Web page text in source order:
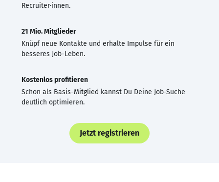
Recruiter·innen.
21 Mio. Mitglieder
Knüpf neue Kontakte und erhalte Impulse für ein
besseres Job-Leben.
Kostenlos profitieren
Schon als Basis-Mitglied kannst Du Deine Job-Suche
deutlich optimieren.
Jetzt registrieren